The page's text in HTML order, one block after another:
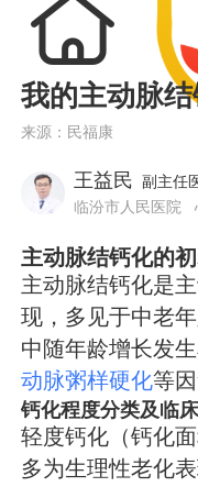
我的主动脉
来源：民福康
王益民 副主任
临汾市人民医院
主动脉结钙化的
主动脉结钙化是
现，多见于中老
中随年龄增长发
动脉粥样硬化等因
钙化程度分类及临
轻度钙化（钙化
多为生理性老化